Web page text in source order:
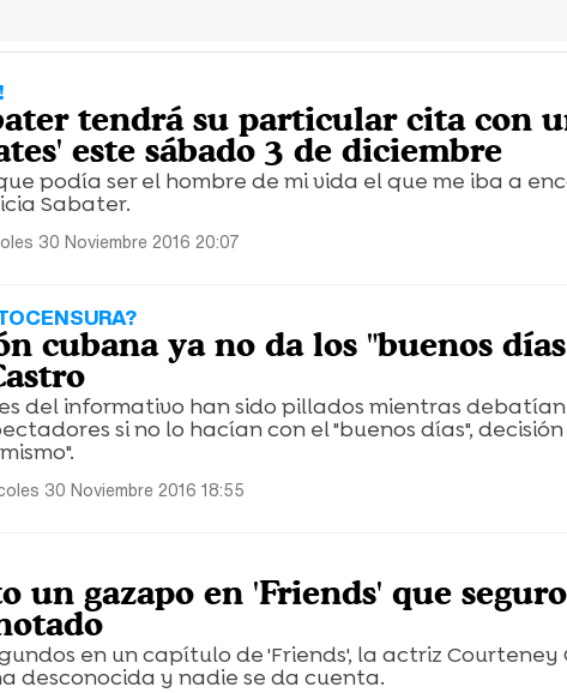
tendrá su particular cita con
este sábado 3 de diciembre
podía ser el hombre de mi vida el que me iba a
Sabater.
30 Noviembre 2016 20:07
cubana ya no da los "buenos
del informativo han sido pillados mientras
si no lo hacían con el "buenos días",
30 Noviembre 2016 18:55
un gazapo en 'Friends' que
en un capítulo de 'Friends', la actriz Courteney
desconocida y nadie se da cuenta.